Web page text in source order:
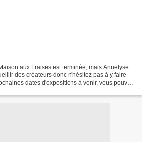
aux Fraises est terminée, mais Annelyse
des créateurs donc n'hésitez pas à y faire
dates d'expositions à venir, vous pouvez